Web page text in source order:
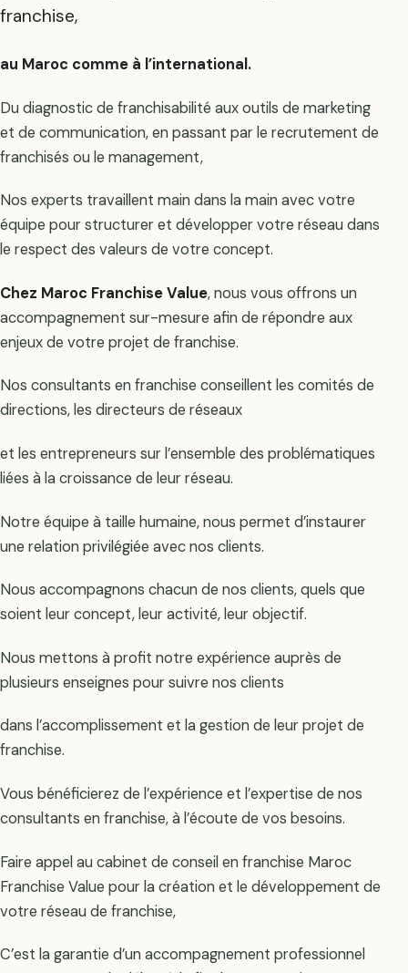
franchise,
au Maroc comme à l’international.
Du diagnostic de franchisabilité aux outils de marketing
et de communication, en passant par le recrutement de
franchisés ou le management,
Nos experts travaillent main dans la main avec votre
équipe pour structurer et développer votre réseau dans
le respect des valeurs de votre concept.
Chez Maroc Franchise Value, nous vous offrons un
accompagnement sur-mesure afin de répondre aux
enjeux de votre projet de franchise.
Nos consultants en franchise conseillent les comités de
directions, les directeurs de réseaux
et les entrepreneurs sur l’ensemble des problématiques
liées à la croissance de leur réseau.
Notre équipe à taille humaine, nous permet d’instaurer
une relation privilégiée avec nos clients.
Nous accompagnons chacun de nos clients, quels que
soient leur concept, leur activité, leur objectif.
Nous mettons à profit notre expérience auprès de
plusieurs enseignes pour suivre nos clients
dans l’accomplissement et la gestion de leur projet de
franchise.
Vous bénéficierez de l’expérience et l’expertise de nos
consultants en franchise, à l’écoute de vos besoins.
Faire appel au cabinet de conseil en franchise Maroc
Franchise Value pour la création et le développement de
votre réseau de franchise,
C’est la garantie d’un accompagnement professionnel